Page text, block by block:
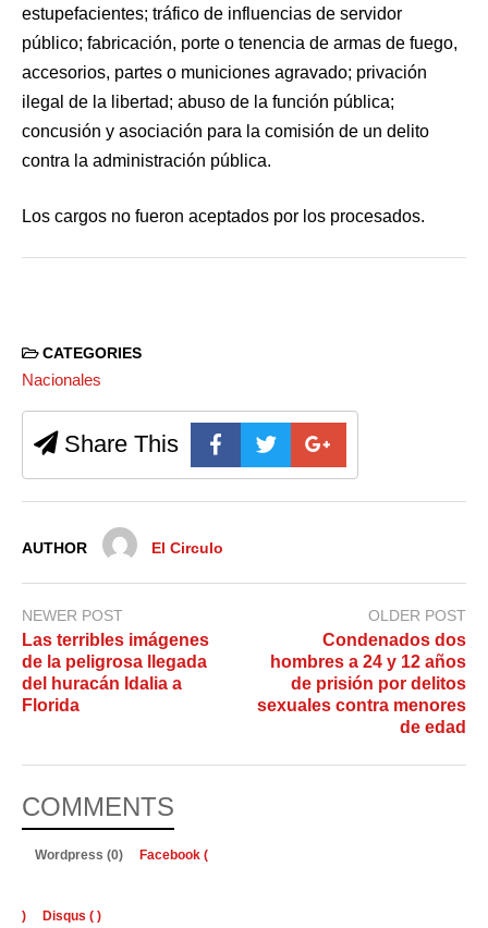
estupefacientes; tráfico de influencias de servidor
público; fabricación, porte o tenencia de armas de fuego,
accesorios, partes o municiones agravado; privación
ilegal de la libertad; abuso de la función pública;
concusión y asociación para la comisión de un delito
contra la administración pública.
Los cargos no fueron aceptados por los procesados.
CATEGORIES
Nacionales
Share This
AUTHOR El Circulo
NEWER POST
Las terribles imágenes
de la peligrosa llegada
del huracán Idalia a
Florida
OLDER POST
Condenados dos
hombres a 24 y 12 años
de prisión por delitos
sexuales contra menores
de edad
COMMENTS
Wordpress (0) Facebook (
) Disqus ( )